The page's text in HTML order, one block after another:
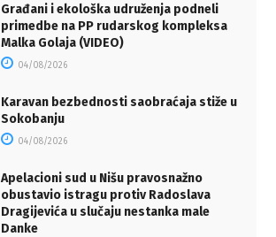
Građani i ekološka udruženja podneli
primedbe na PP rudarskog kompleksa
Malka Golaja (VIDEO)
04/08/2026
Karavan bezbednosti saobraćaja stiže u
Sokobanju
04/08/2026
Apelacioni sud u Nišu pravosnažno
obustavio istragu protiv Radoslava
Dragijevića u slučaju nestanka male
Danke